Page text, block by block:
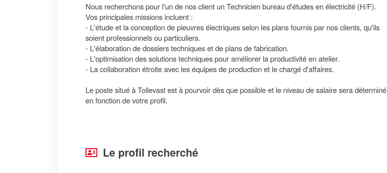
Nous recherchons pour l'un de nos client un Technicien bureau d'études en électricité (H/F).
Vos principales missions incluent :
- L'étude et la conception de pieuvres électriques selon les plans fournis par nos clients, qu'ils
soient professionnels ou particuliers.
- L'élaboration de dossiers techniques et de plans de fabrication.
- L'optimisation des solutions techniques pour améliorer la productivité en atelier.
- La collaboration étroite avec les équipes de production et le chargé d'affaires.
Le poste situé à Tollevast est à pourvoir dès que possible et le niveau de salairesera déterminé
en fonction de votre profil.
Le profil recherché